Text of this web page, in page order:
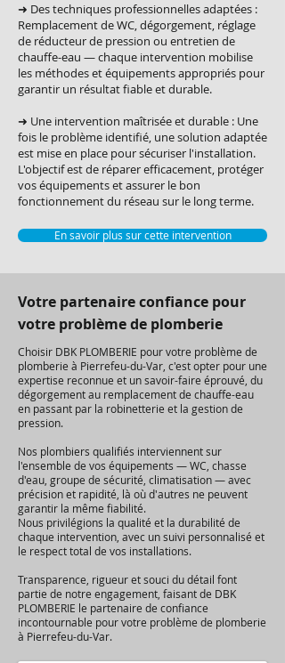
➜ Des techniques professionnelles adaptées :
Remplacement de WC, dégorgement, réglage
de réducteur de pression ou entretien de
chauffe-eau — chaque intervention mobilise
les méthodes et équipements appropriés pour
garantir un résultat fiable et durable.
➜ Une intervention maîtrisée et durable : Une
fois le problème identifié, une solution adaptée
est mise en place pour sécuriser l'installation.
L'objectif est de réparer efficacement, protéger
vos équipements et assurer le bon
fonctionnement du réseau sur le long terme.
En savoir plus sur cette intervention
Votre partenaire confiance pour
votre problème de plomberie
Choisir DBK PLOMBERIE pour votre problème de
plomberie à Pierrefeu-du-Var, c'est opter pour une
expertise reconnue et un savoir-faire éprouvé, du
dégorgement au remplacement de chauffe-eau
en passant par la robinetterie et la gestion de
pression.
Nos plombiers qualifiés interviennent sur
l'ensemble de vos équipements — WC, chasse
d'eau, groupe de sécurité, climatisation — avec
précision et rapidité, là où d'autres ne peuvent
garantir la même fiabilité.
Nous privilégions la qualité et la durabilité de
chaque intervention, avec un suivi personnalisé et
le respect total de vos installations.
Transparence, rigueur et souci du détail font
partie de notre engagement, faisant de DBK
PLOMBERIE le partenaire de confiance
incontournable pour votre problème de plomberie
à Pierrefeu-du-Var.